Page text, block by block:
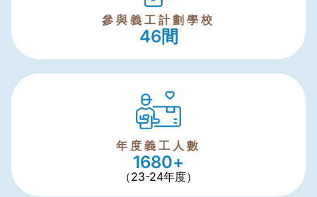
參與義工計劃學校
46間
年度義工人數
1680+
（23-24年度）